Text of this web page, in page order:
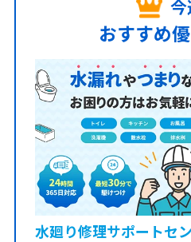
今
おすすめ
水廻り修理サポートセ